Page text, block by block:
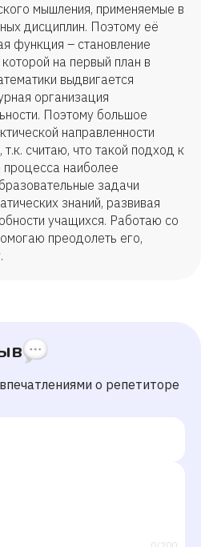
мышления, применяемые в
дисциплин. Поэтому её
функция – становление
на первый план в
выдвигается
организация
Поэтому большое
направленности
считаю, что такой подход к
наиболее
задачи
знаний, развивая
учащихся. Работаю со
преодолеть его,
о репетиторе